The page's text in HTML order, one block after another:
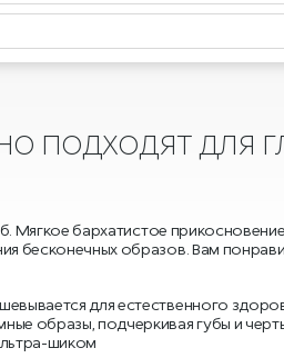
подходят для
Мягкое бархатистое
бесконечных образов. Вам
для естественного
образы, подчеркивая губы и
шиком